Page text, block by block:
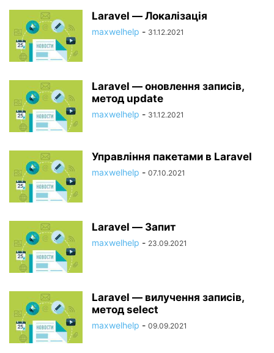
Laravel — Локалізація
maxwelhelp - 31.12.2021
Laravel — оновлення записів,
метод update
maxwelhelp - 31.12.2021
Управління пакетами в Laravel
maxwelhelp - 07.10.2021
Laravel — Запит
maxwelhelp - 23.09.2021
Laravel — вилучення записів,
метод select
maxwelhelp - 09.09.2021